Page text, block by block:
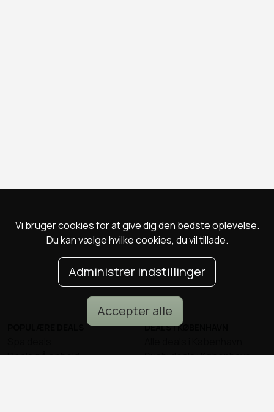
Vi bruger cookies for at give dig den bedste oplevelse.
Du kan vælge hvilke cookies, du vil tillade.
Administrer indstillinger
Accepter alle
Deals på ophold
DEALS I KØBENHAVN
Sushi deals i København